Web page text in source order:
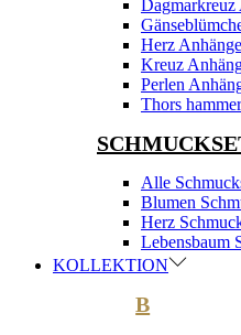
Herz
Kreuz
Perlen
Thors
Alle
Blumen
Herz
Lebensbaum
KOLLEKTION
B